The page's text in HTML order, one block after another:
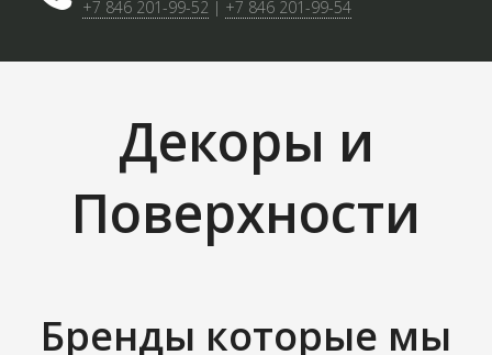
+7 846 201-99-52 | +7 846 201-99-54
Декоры и
Поверхности
Бренды которые мы